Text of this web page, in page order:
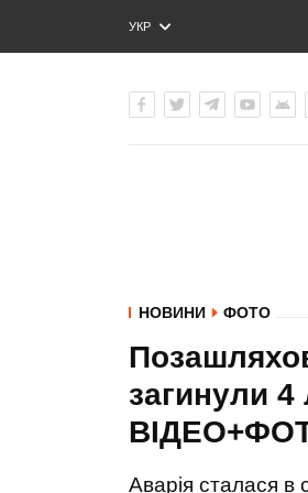
УКР
ENG
НОВИНИ ФОТО
загинули
Аварія сталася в